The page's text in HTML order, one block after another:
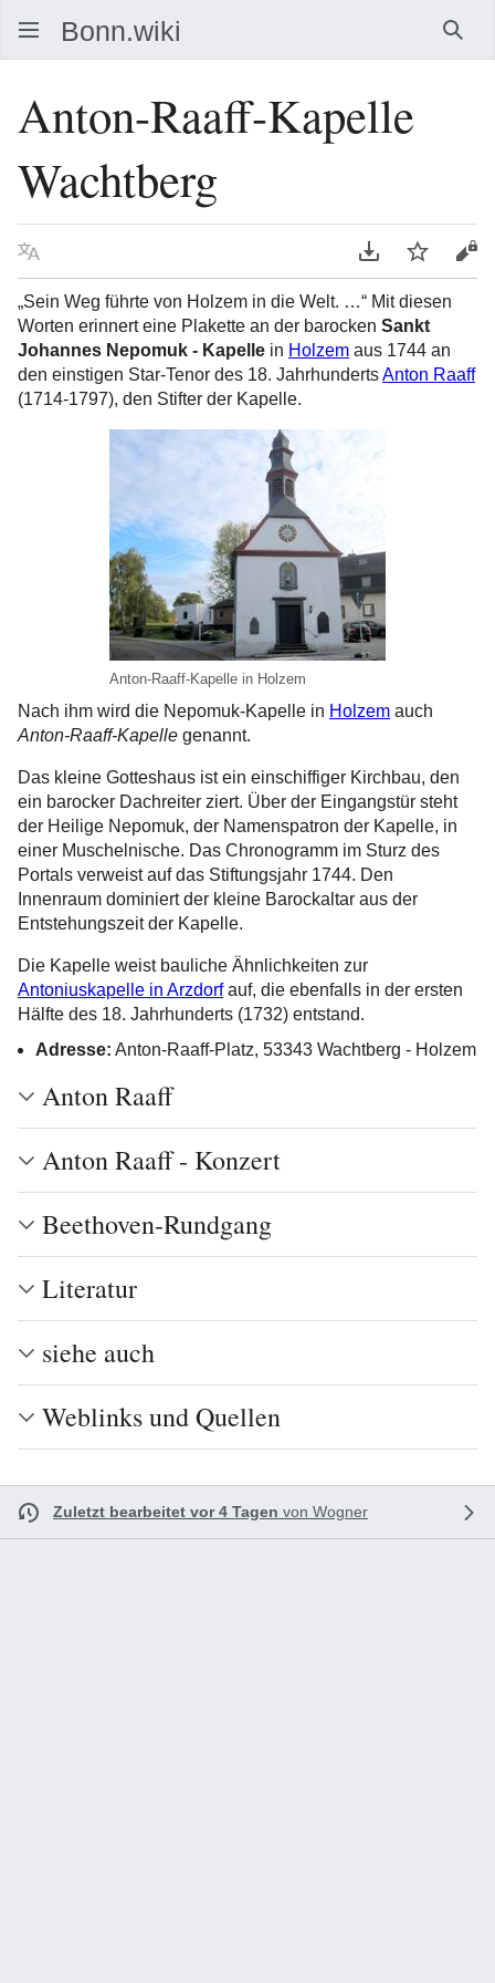
Anton-Raaff-Kapelle
Wachtberg
Sprache PDF
„Sein Weg führte von Holzem in die Welt. …“ Mit diesen
Worten erinnert eine Plakette an der barocken Sankt
Johannes Nepomuk - Kapelle in Holzem aus 1744 an
den einstigen Star-Tenor des 18. JahrhundertsAnton Raaff
(1714-1797), den Stifter der Kapelle.
Anton-Raaff-Kapelle in Holzem
Nach ihm wird die Nepomuk-Kapelle in Holzem auch
Anton-Raaff-Kapelle genannt.
Das kleine Gotteshaus ist ein einschiffiger Kirchbau, den
ein barocker Dachreiter ziert. Über der Eingangstür steht
der Heilige Nepomuk, der Namenspatron der Kapelle, in
einer Muschelnische. Das Chronogramm im Sturz des
Portals verweist auf das Stiftungsjahr 1744. Den
Innenraum dominiert der kleine Barockaltar aus der
Entstehungszeit der Kapelle.
Die Kapelle weist bauliche Ähnlichkeiten zur
Antoniuskapelle in Arzdorfauf, die ebenfalls in der ersten
Hälfte des 18. Jahrhunderts (1732) entstand.
Adresse: Anton-Raaff-Platz, 53343 Wachtberg - Holzem
Anton Raaff
Anton Raaff - Konzert
Beethoven-Rundgang
Literatur
siehe auch
Weblinks und Quellen
Zuletzt bearbeitet vor 4 Tagen von Wogner